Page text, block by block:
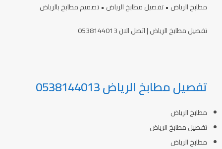
مطابخ الرياض • تفصيل مطابخ الرياض • تصميم مطابخ بالرياض
تفصيل مطابخ الرياض | اتصل الان 0538144013
تفصيل مطابخ الرياض 0538144013
مطابخ الرياض
تفصيل مطابخ الرياض
مطابخ الرياض